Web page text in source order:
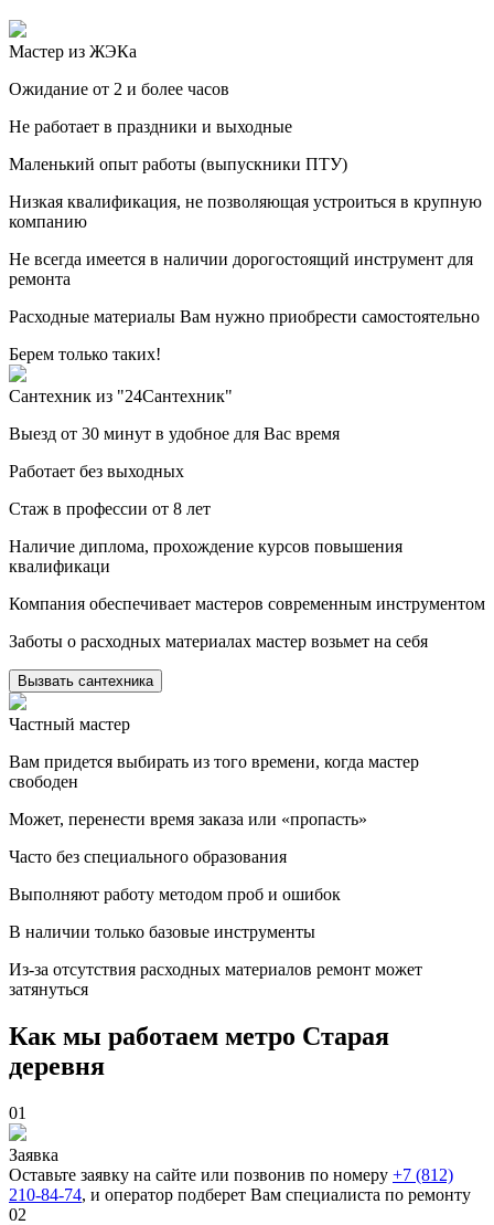
Мастер из ЖЭКа
Ожидание от 2 и более часов
Не работает в праздники и выходные
Маленький опыт работы (выпускники ПТУ)
Низкая квалификация, не позволяющая устроиться в крупную
компанию
Не всегда имеется в наличии дорогостоящий инструмент для
ремонта
Расходные материалы Вам нужно приобрести самостоятельно
Берем только таких!
Сантехник из "24Сантехник"
Выезд от 30 минут в удобное для Вас время
Работает без выходных
Стаж в профессии от 8 лет
Наличие диплома, прохождение курсов повышения
квалификаци
Компания обеспечивает мастеров современным инструментом
Заботы о расходных материалах мастер возьмет на себя
Вызвать сантехника
Частный мастер
Вам придется выбирать из того времени, когда мастер
свободен
Может, перенести время заказа или «пропасть»
Часто без специального образования
Выполняют работу методом проб и ошибок
В наличии только базовые инструменты
Из-за отсутствия расходных материалов ремонт может
затянуться
Как мы работаем метро Старая
деревня
01
Заявка
Оставьте заявку на сайте или позвонив по номеру +7 (812)
210-84-74, и оператор подберет Вам специалиста по ремонту
02